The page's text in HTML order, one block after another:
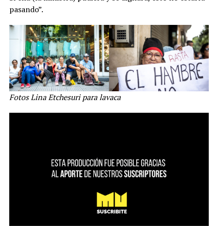
pasando”.
Fotos Lina Etchesuri para lavaca